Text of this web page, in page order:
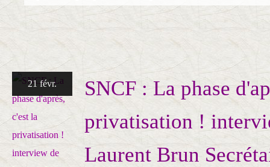
21 févr.
SNCF : La phase
privatisation !
Laurent Brun